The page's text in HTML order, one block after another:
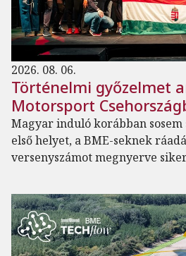
2026. 08. 06.
Történelmi győzelmet
Motorsport
Magyar induló korábban
első helyet, a BME-seknek
versenyszámot megnyerve